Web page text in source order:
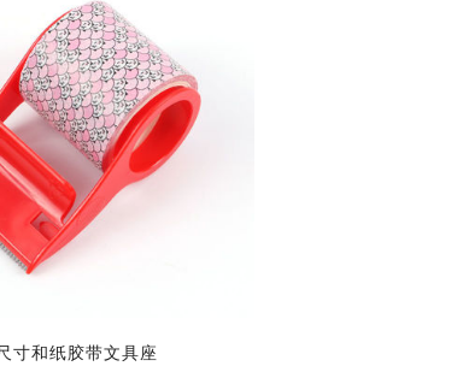
寸和纸胶带文具座